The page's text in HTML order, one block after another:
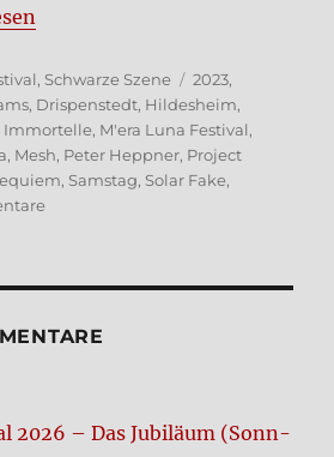
2023 – der Sams­tag“
, Schwarze Szene Schlagwörter
2023,
, Drispenstedt, Hildesheim,
Immortelle, M'era Luna Festival,
, Mesh, Peter Heppner, Project
, Samstag, Solar Fake,
der
2026 – Das Jubi­lä­um (Sonn­